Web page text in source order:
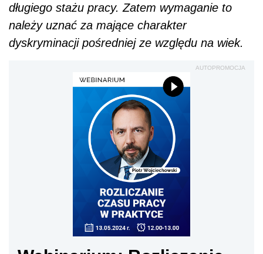
długiego stażu pracy. Zatem wymaganie to
należy uznać za mające charakter
dyskryminacji pośredniej ze względu na wiek.
AUTOPROMOCJA